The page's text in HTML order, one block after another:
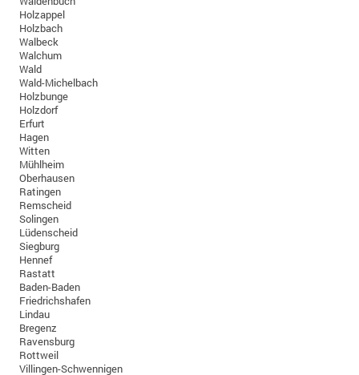
Holzappel
Holzbach
Walbeck
Walchum
Wald
Wald-Michelbach
Holzbunge
Holzdorf
Erfurt
Hagen
Witten
Mühlheim
Oberhausen
Ratingen
Remscheid
Solingen
Lüdenscheid
Siegburg
Hennef
Rastatt
Baden-Baden
Friedrichshafen
Lindau
Bregenz
Ravensburg
Rottweil
Villingen-Schwennigen